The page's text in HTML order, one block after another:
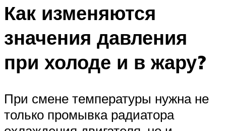
Как изменяются
значения давления
при холоде и в жару?
При смене температуры нужна не
только промывка радиатора